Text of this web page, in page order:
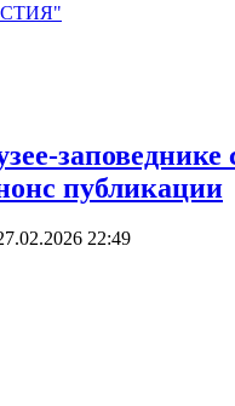
публикации
22:49